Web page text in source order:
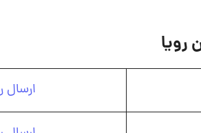
رویا
ارسال